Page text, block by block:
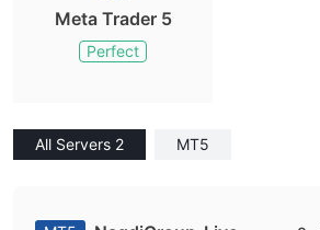
Meta Trader 5
Perfect
All Servers 2 MT5